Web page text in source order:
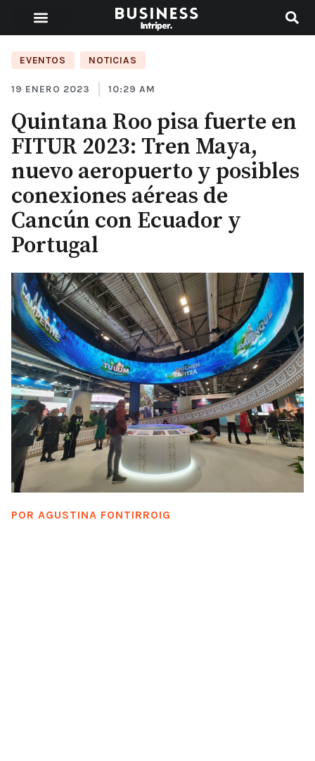
EVENTOS NOTICIAS
19 ENERO 2023 10:29 AM
Quintana Roo pisa fuerte en
FITUR 2023: Tren Maya,
nuevo aeropuerto y posibles
conexiones aéreas de
Cancún con Ecuador y
Portugal
POR AGUSTINA FONTIRROIG